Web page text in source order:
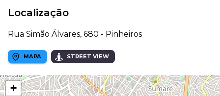
Localização
Rua Simão Álvares, 680 - Pinheiros
MAPA STREET VIEW
+